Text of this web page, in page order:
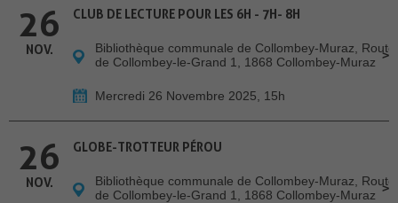
26
NOV.
CLUB DE LECTURE POUR LES 6H - 7H- 8H
Bibliothèque communale de Collombey-Muraz, Route
de Collombey-le-Grand 1, 1868 Collombey-Muraz
Mercredi 26 Novembre 2025, 15h
26
NOV.
GLOBE-TROTTEUR PÉROU
Bibliothèque communale de Collombey-Muraz, Route
de Collombey-le-Grand 1, 1868 Collombey-Muraz